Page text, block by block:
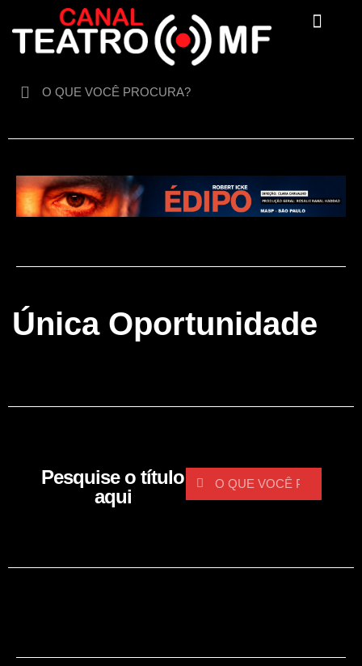
Única Oportunidade
Pesquise o título
aqui